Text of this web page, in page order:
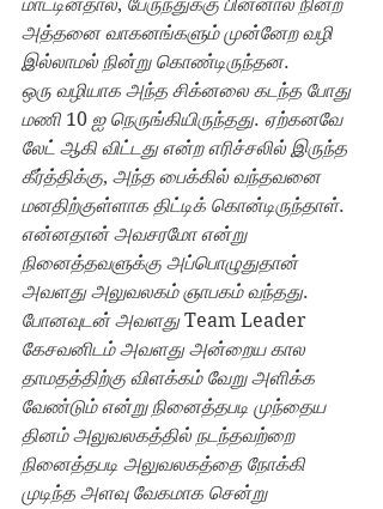
அத்தனை வாகனங்களும் முன்னேற வழி
இல்லாமல் நின்று கொண்டிருந்தன.
ஒரு வழியாக அந்த சிக்னலை கடந்த போது
மணி 10 ஐ நெருங்கியிருந்தது. ஏற்கனவே
லேட் ஆகி விட்டது என்ற எரிச்சலில் இருந்த
கீர்த்திக்கு, அந்த பைக்கில் வந்தவனை
மனதிற்குள்ளாக திட்டிக் கொன்டிருந்தாள்.
என்னதான் அவசரமோ என்று
நினைத்தவளுக்கு அப்பொழுதுதான்
அவளது அலுவலகம் ஞாபகம் வந்தது.
போனவுடன் அவள‌து Team Leader
கேசவனிடம் அவளது அன்றைய கால
தாமதத்திற்கு விளக்கம் வேறு அளிக்க
வேண்டும் என்று நினைத்தபடி முந்தைய
தினம் அலுவலகத்தில் நடந்தவற்றை
நினைத்தபடி அலுவலகத்தை நோக்கி
முடிந்த அளவு வேகமாக சென்று